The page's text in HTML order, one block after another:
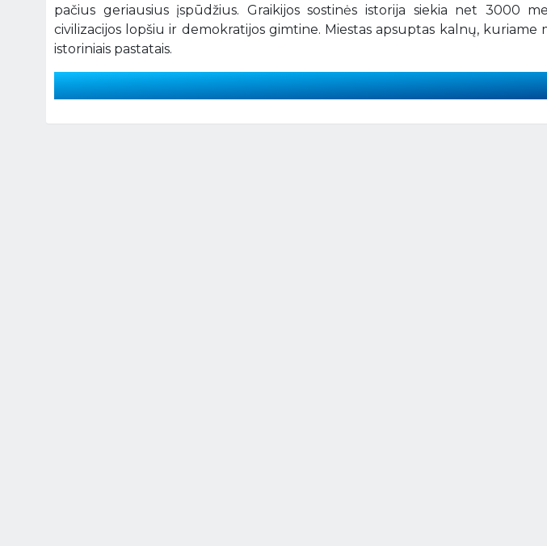
pačius geriausius įspūdžius. Graikijos sostinės istorija siekia net 3000
civilizacijos lopšiu ir demokratijos gimtine. Miestas apsuptas kalnų,
istoriniais pastatais.